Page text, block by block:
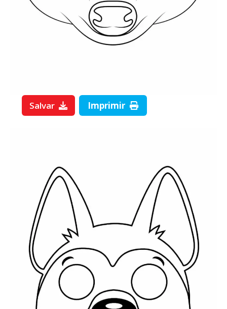
Salvar Imprimir